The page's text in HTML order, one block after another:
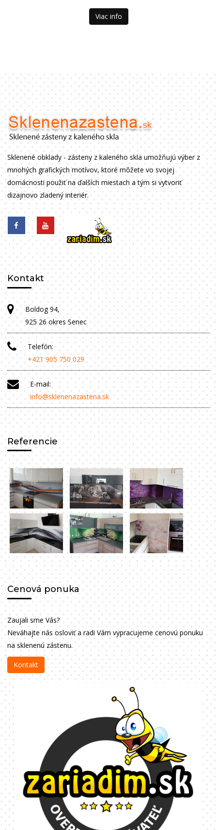
Viac info
Sklenené obklady - zásteny z kaleného skla umožňujú výber z
mnohých grafických motívov, ktoré môžete vo svojej
domácnosti použiť na ďalších miestach a tým si vytvoriť
dizajnovo zladený interiér.
Kontakt
Boldog 94,
925 26 okres Senec
Telefón:
+421 905 750 029
E-mail:
info@sklenenazastena.sk
Referencie
Cenová ponuka
Zaujali sme Vás?
Neváhajte nás osloviť a radi Vám vypracujeme cenovú ponuku
na sklenenú zástenu.
Kontakt